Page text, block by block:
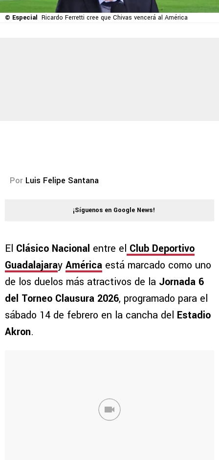
© Especial Ricardo Ferretti cree que Chivas vencerá al América
Por Luis Felipe Santana
¡Síguenos en Google News!
El Clásico Nacional entre el Club Deportivo
Guadalajaray América está marcado como uno
de los duelos más atractivos de la Jornada 6
del Torneo Clausura 2026, programado para el
sábado 14 de febrero en la cancha del Estadio
Akron.